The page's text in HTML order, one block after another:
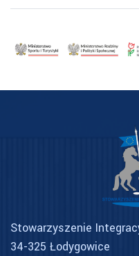
Stowarzyszenie
34-325 Łodygowice